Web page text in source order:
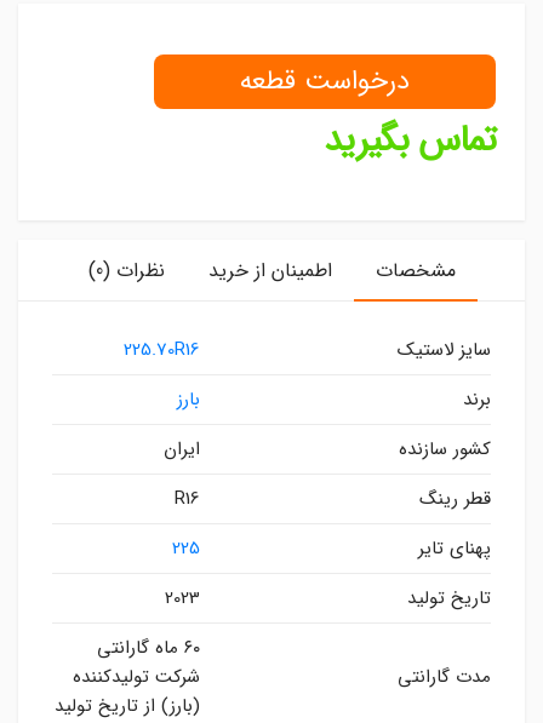
درخواست قطعه
تماس بگیرید
مشخصات اطمینان از خرید نظرات (0)
سایز لاستیک
225.70R16
برند
بارز
کشور سازنده
ایران
قطر رینگ
R16
پهنای تایر
225
تاریخ تولید
2023
مدت گارانتی
۶۰ ماه گارانتی
شرکت تولیدکننده
(بارز) از تاریخ تولید